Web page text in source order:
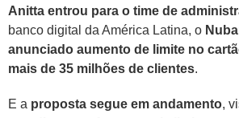
Anitta entrou para o time de
banco digital da América Latina, o
anunciado aumento de limite no
mais de 35 milhões de clientes.
E a proposta segue em andamento,